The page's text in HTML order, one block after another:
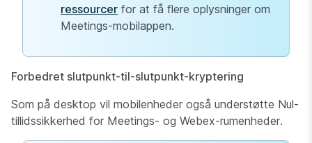
ressourcer for at få flere oplysninger om
Meetings-mobilappen.
Forbedret slutpunkt-til-slutpunkt-kryptering
Som på desktop vil mobilenheder også understøtte Nul-
tillidssikkerhed for Meetings- og Webex-rumenheder.